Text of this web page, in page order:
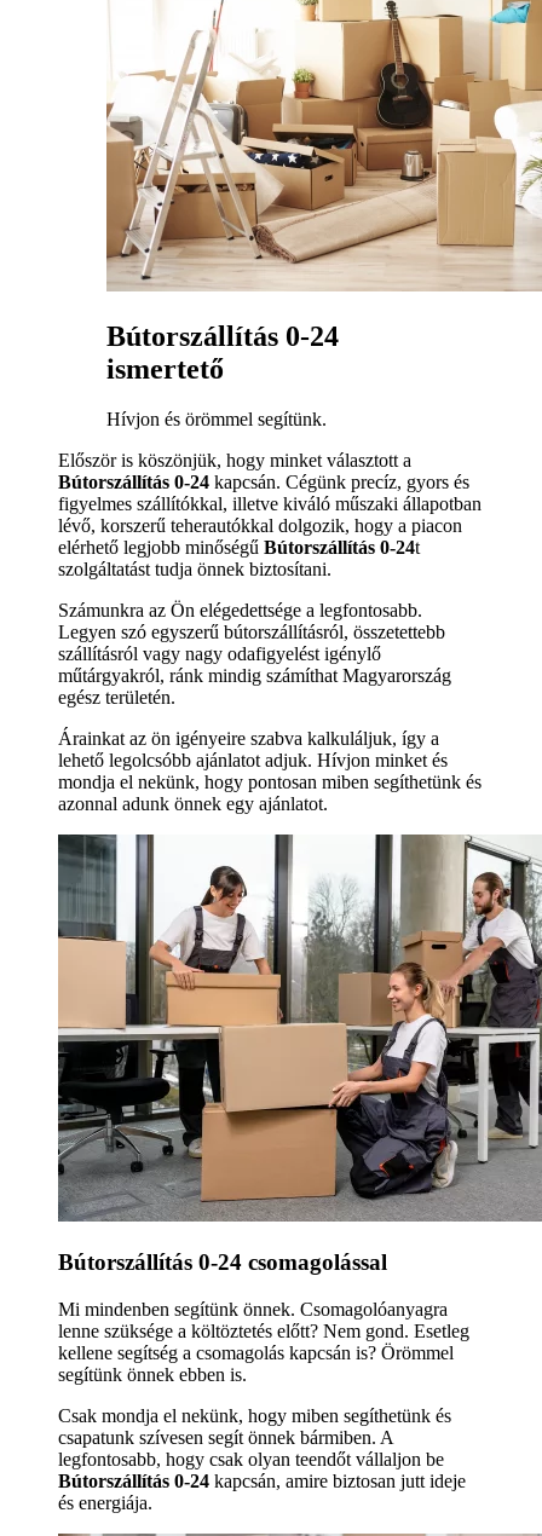
Bútorszállítás 0-24
ismertető
Hívjon és örömmel segítünk.
Először is köszönjük, hogy minket választott a
Bútorszállítás 0-24 kapcsán. Cégünk precíz, gyors és
figyelmes szállítókkal, illetve kiváló műszaki állapotban
lévő, korszerű teherautókkal dolgozik, hogy a piacon
elérhető legjobb minőségű Bútorszállítás 0-24t
szolgáltatást tudja önnek biztosítani.
Számunkra az Ön elégedettsége a legfontosabb.
Legyen szó egyszerű bútorszállításról, összetettebb
szállításról vagy nagy odafigyelést igénylő
műtárgyakról, ránk mindig számíthat Magyarország
egész területén.
Árainkat az ön igényeire szabva kalkuláljuk, így a
lehető legolcsóbb ajánlatot adjuk. Hívjon minket és
mondja el nekünk, hogy pontosan miben segíthetünk és
azonnal adunk önnek egy ajánlatot.
Bútorszállítás 0-24 csomagolással
Mi mindenben segítünk önnek. Csomagolóanyagra
lenne szüksége a költöztetés előtt? Nem gond. Esetleg
kellene segítség a csomagolás kapcsán is? Örömmel
segítünk önnek ebben is.
Csak mondja el nekünk, hogy miben segíthetünk és
csapatunk szívesen segít önnek bármiben. A
legfontosabb, hogy csak olyan teendőt vállaljon be
Bútorszállítás 0-24 kapcsán, amire biztosan jutt ideje
és energiája.